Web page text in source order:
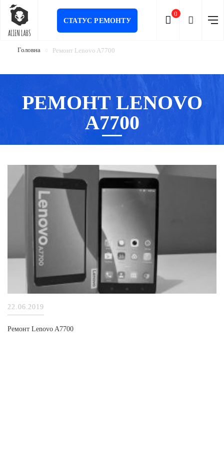
Головна Ремонт Lenovo A7700
РЕМОНТ LENOVO
A7700
22.06.2019
Ремонт Lenovo A7700
СТАТУС РЕМОНТУ
0